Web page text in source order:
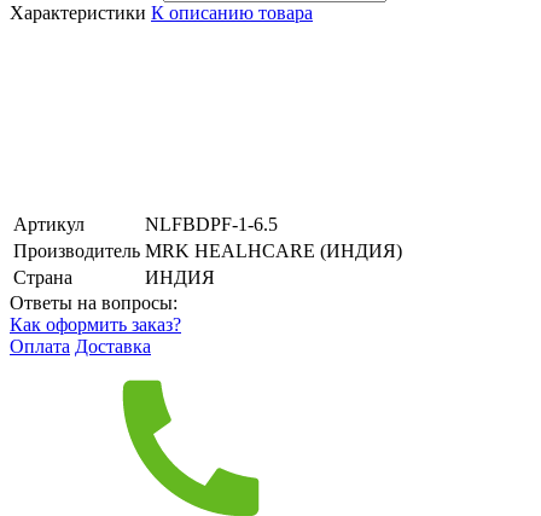
Характеристики К описанию товара
Артикул
NLFBDPF-1-6.5
Производитель MRK HEALHCARE (ИНДИЯ)
Страна
ИНДИЯ
Ответы на вопросы:
Как оформить заказ?
Оплата Доставка